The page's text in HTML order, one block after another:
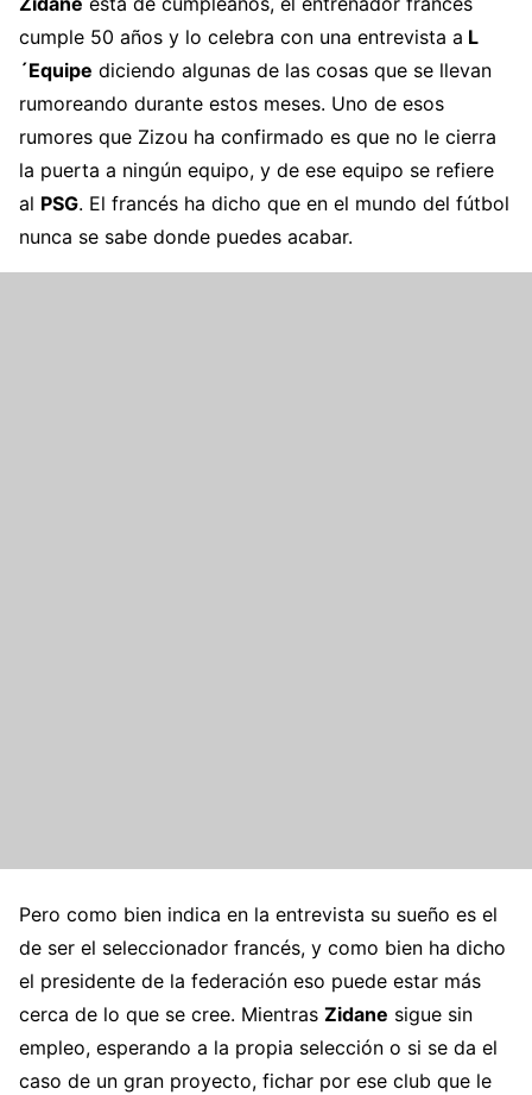
cumple 50 años y lo celebra con una entrevista a L
´Equipe diciendo algunas de las cosas que se llevan
rumoreando durante estos meses. Uno de esos
rumores que Zizou ha confirmado es que no le cierra
la puerta a ningún equipo, y de ese equipo se refiere
al PSG. El francés ha dicho que en el mundo del fútbol
nunca se sabe donde puedes acabar.
Pero como bien indica en la entrevista su sueño es el
de ser el seleccionador francés, y como bien ha dicho
el presidente de la federación eso puede estar más
cerca de lo que se cree. Mientras Zidane sigue sin
empleo, esperando a la propia selección o si se da el
caso de un gran proyecto, fichar por ese club que le